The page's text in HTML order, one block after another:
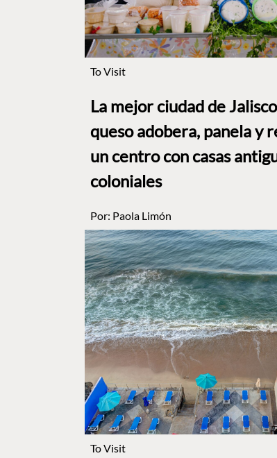
To Visit
La mejor ciudad de
queso adobera, panela y
un centro con casas
coloniales
Por: Paola Limón
To Visit